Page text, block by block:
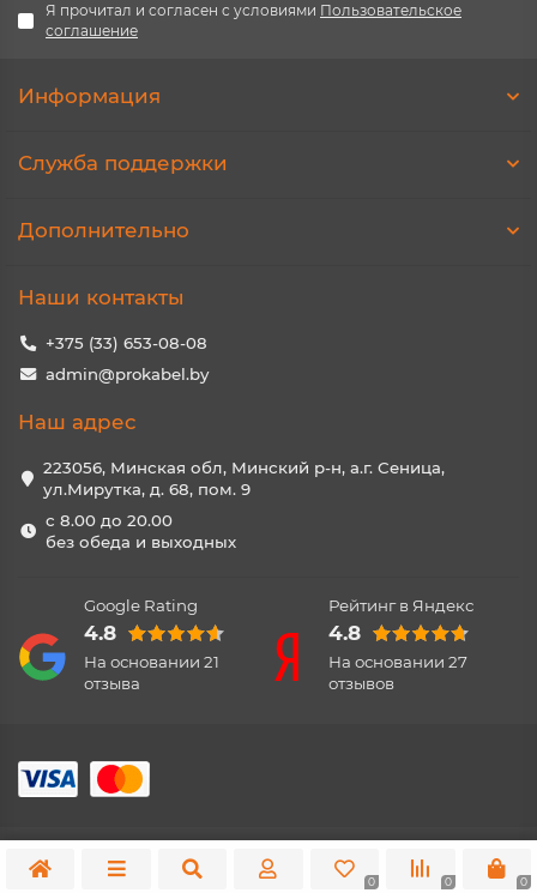
Я прочитал и согласен с условиями Пользовательское
соглашение
Информация
Служба поддержки
Дополнительно
Наши контакты
+375 (33) 653-08-08
admin@prokabel.by
Наш адрес
223056, Минская обл, Минский р-н, а.г. Сеница,
ул.Мирутка, д. 68, пом. 9
с 8.00 до 20.00
без обеда и выходных
Google Rating
4.8
На основании 21
отзыва
Рейтинг в Яндекс
4.8
На основании 27
отзывов
0 0 0